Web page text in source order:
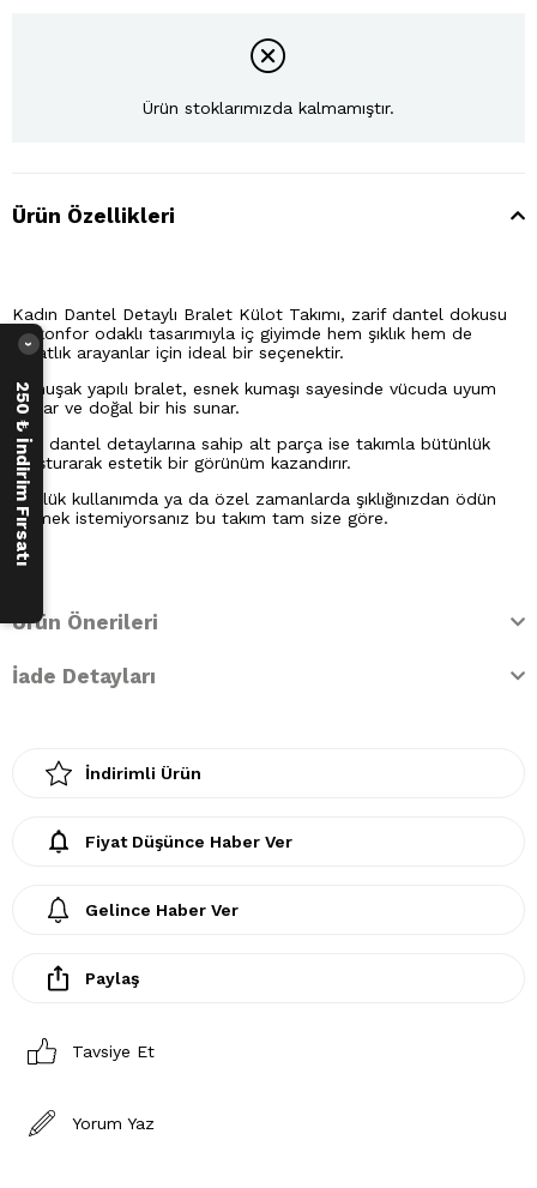
Ürün stoklarımızda kalmamıştır.
Ürün Özellikleri
Kadın Dantel Detaylı Bralet Külot Takımı, zarif dantel dokusu
ve konfor odaklı tasarımıyla iç giyimde hem şıklık hem de
rahatlık arayanlar için ideal bir seçenektir.
Yumuşak yapılı bralet, esnek kumaşı sayesinde vücuda uyum
sağlar ve doğal bir his sunar.
Aynı dantel detaylarına sahip alt parça ise takımla bütünlük
oluşturarak estetik bir görünüm kazandırır.
Günlük kullanımda ya da özel zamanlarda şıklığınızdan ödün
vermek istemiyorsanız bu takım tam size göre.
Ürün Önerileri
İade Detayları
İndirimli Ürün
Fiyat Düşünce Haber Ver
Gelince Haber Ver
Paylaş
Tavsiye Et
Yorum Yaz
250 ₺ İndirim Fırsatı
›